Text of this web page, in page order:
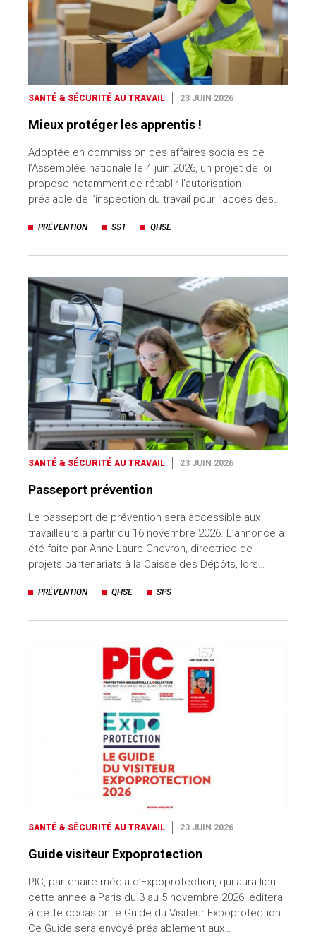
SANTÉ & SÉCURITÉ AU TRAVAIL 23 JUIN 2026
Mieux protéger les apprentis !
Adoptée en commission des affaires sociales de
l’Assemblée nationale le 4 juin 2026, un projet de loi
propose notamment de rétablir l’autorisation
préalable de l’inspection du travail pour l’accès des…
PRÉVENTION SST QHSE
SANTÉ & SÉCURITÉ AU TRAVAIL 23 JUIN 2026
Passeport prévention
Le passeport de prévention sera accessible aux
travailleurs à partir du 16 novembre 2026. L’annonce a
été faite par Anne-Laure Chevron, directrice de
projets partenariats à la Caisse des Dépôts, lors…
PRÉVENTION QHSE SPS
SANTÉ & SÉCURITÉ AU TRAVAIL 23 JUIN 2026
Guide visiteur Expoprotection
PIC, partenaire média d’Expoprotection, qui aura lieu
cette année à Paris du 3 au 5 novembre 2026, éditera
à cette occasion le Guide du Visiteur Expoprotection.
Ce Guide sera envoyé préalablement aux…